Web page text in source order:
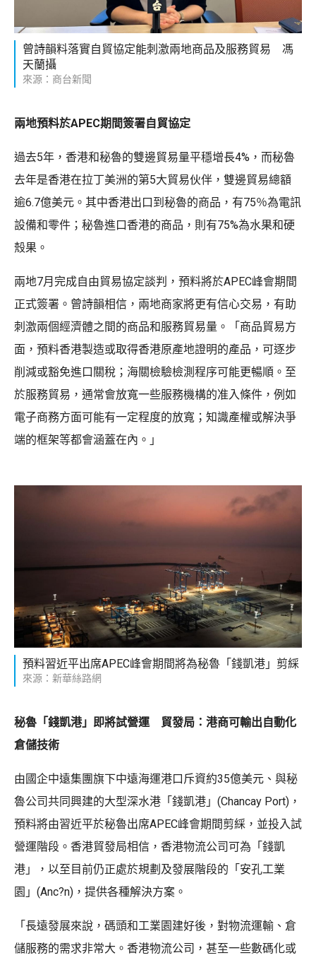
曾詩韻料落實自貿協定能刺激兩地商品及服務貿易 馮
天蘭攝
來源：商台新聞
兩地預料於APEC期間簽署自貿協定
過去5年，香港和秘魯的雙邊貿易量平穩增長4%，而秘魯
去年是香港在拉丁美洲的第5大貿易伙伴，雙邊貿易總額
逾6.7億美元。其中香港出口到秘魯的商品，有75％為電訊
設備和零件；秘魯進口香港的商品，則有75%為水果和硬
殼果。
兩地7月完成自由貿易協定談判，預料將於APEC峰會期間
正式簽署。曾詩韻相信，兩地商家將更有信心交易，有助
刺激兩個經濟體之間的商品和服務貿易量。「商品貿易方
面，預料香港製造或取得香港原產地證明的產品，可逐步
削減或豁免進口關稅；海關檢驗檢測程序可能更暢順。至
於服務貿易，通常會放寬一些服務機構的准入條件，例如
電子商務方面可能有一定程度的放寬；知識產權或解決爭
端的框架等都會涵蓋在內。」
預料習近平出席APEC峰會期間將為秘魯「錢凱港」剪綵
來源：新華絲路網
秘魯「錢凱港」即將試營運 貿發局：港商可輸出自動化
倉儲技術
由國企中遠集團旗下中遠海運港口斥資約35億美元、與秘
魯公司共同興建的大型深水港「錢凱港」(Chancay Port)，
預料將由習近平於秘魯出席APEC峰會期間剪綵，並投入試
營運階段。香港貿發局相信，香港物流公司可為「錢凱
港」，以至目前仍正處於規劃及發展階段的「安孔工業
園」(Anc?n)，提供各種解決方案。
「長遠發展來說，碼頭和工業園建好後，對物流運輸、倉
儲服務的需求非常大。香港物流公司，甚至一些數碼化或